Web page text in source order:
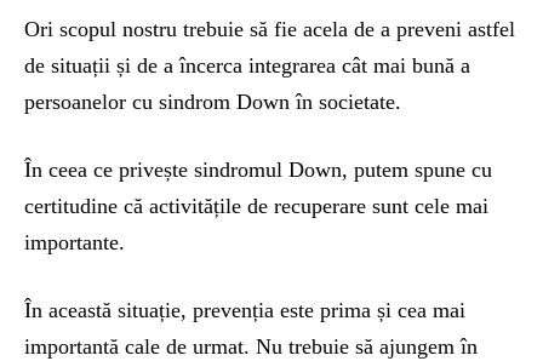
Ori scopul nostru trebuie să fie acela de a preveni astfel
de situații și de a încerca integrarea cât mai bună a
persoanelor cu sindrom Down în societate.
În ceea ce privește sindromul Down, putem spune cu
certitudine că activitățile de recuperare sunt cele mai
importante.
În această situație, prevenția este prima și cea mai
importantă cale de urmat. Nu trebuie să ajungem în